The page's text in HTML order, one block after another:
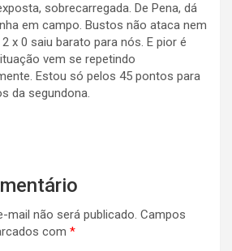
sobrecarregada. De Pena, dá
em campo. Bustos não ataca nem
x 0 saiu barato para nós. E pior é
vem se repetindo
Estou só pelos 45 pontos para
da segundona.
mail não será publicado. Campos
com *